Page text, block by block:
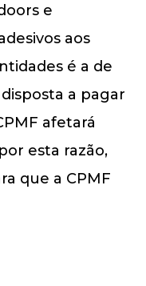
e
aos
é a de
a pagar
afetará
esta razão,
que a CPMF